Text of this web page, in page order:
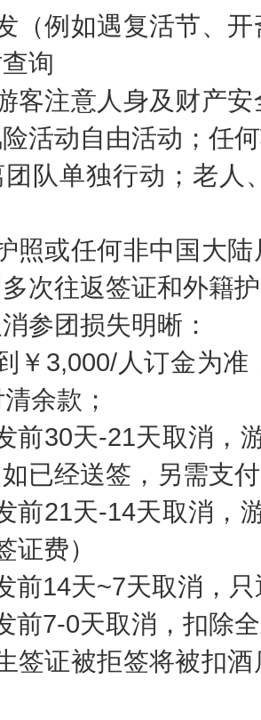
（例如遇复活节、
询
客注意人身及财产
活动自由活动；任
队单独行动；老人
照或任何非中国大
次往返签证和外籍
参团损失明晰：
￥3,000/人订金为
余款；
前30天-21天取消，
已经送签，另需支
前21天-14天取消，
证费）
前14天~7天取消，
前7-0天取消，扣除
签证被拒签将被扣